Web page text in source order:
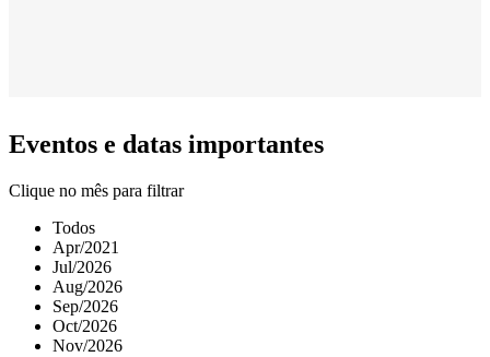
Eventos e datas importantes
Clique no mês para filtrar
Todos
Apr/2021
Jul/2026
Aug/2026
Sep/2026
Oct/2026
Nov/2026